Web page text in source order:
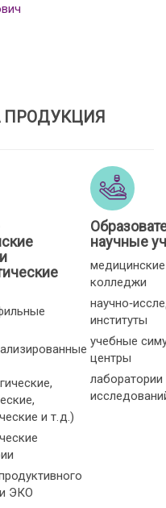
ПРОДУКЦИЯ
и т. д.)
ЭКО
научные
колледжи
институты
учебные
центры
лаборатории